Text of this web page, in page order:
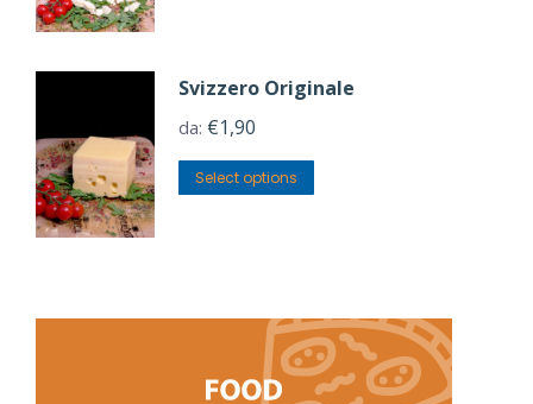
Svizzero Originale
da: €1,90
Select options